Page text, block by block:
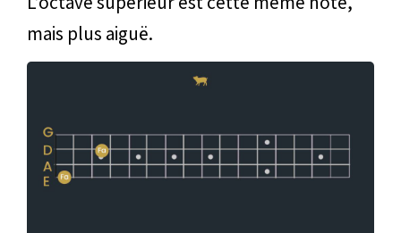
mais plus aiguë.